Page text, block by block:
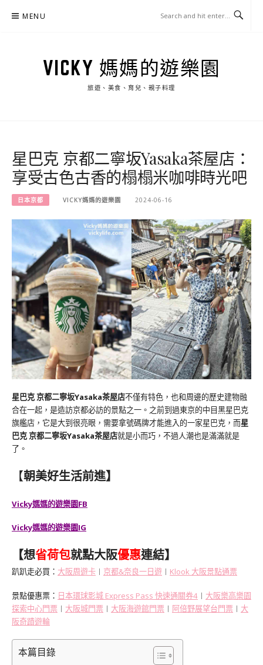
MENU
VICKY 媽媽的遊樂園
旅遊、美食、育兒、親子料理
星巴克 京都二寧坂Yasaka茶屋店：
享受古色古香的榻榻米咖啡時光吧
日本京都 VICKY媽媽的遊樂園 2024-06-16
星巴克 京都二寧坂Yasaka茶屋店不僅有特色，也和周邊的歷史建物融
合在一起，是造訪京都必訪的景點之一。之前到過東京的中目黑星巴克
旗艦店，它是大到很亮眼，需要拿號碼牌才能進入的一家星巴克，而星
巴克 京都二寧坂Yasaka茶屋店就是小而巧，不過人潮也是滿滿就是
了。
【朝美好生活前進】
Vicky媽媽的遊樂園FB
Vicky媽媽的遊樂園IG
【想省荷包就點大阪優惠連結】
趴趴走必買： 大阪周遊卡 ︱ 京都&奈良一日遊 ︱ Klook 大阪景點通票
景點優惠票： 日本環球影城 Express Pass 快速通關券4 ︱ 大阪樂高樂園
探索中心門票 ︱ 大阪城門票 ︱ 大阪海遊館門票 ︱ 阿倍野展望台門票 ︱ 大
阪奇蹟遊輪
本篇目錄